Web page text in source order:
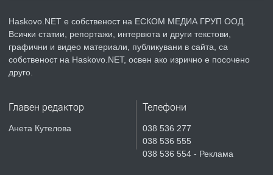
преди 5 дни
ПРЕДЛАГА
Продавам парцел в гр. Хасково кв.
СГЛОБЯВАНЕ НА МЕБЕЛИ.
Haskovo.NET е собственост на ЕСКОМ МЕДИА ГРУП ООД.
Всички статии, репортажи, интервюта и други текстови,
графични и видео материали, публикувани в сайта, са
собственост на Haskovo.NET, освен ако изрично е посочено
друго.
Главен редактор
Анета Кутелова
Телефони
038 536 277
038 536 555
038 536 554 - Реклама